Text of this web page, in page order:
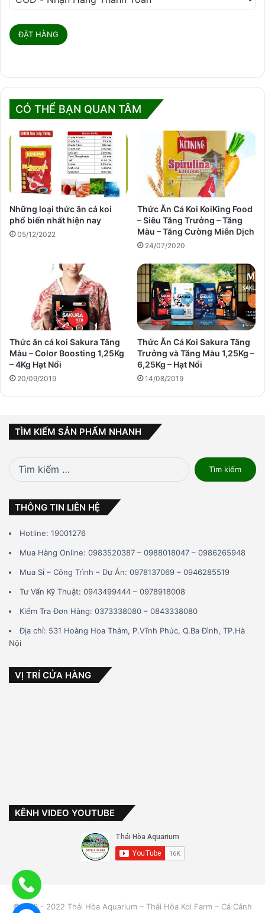
CÓ THỂ BẠN QUAN TÂM
Những loại thức ăn cá koi
phổ biến nhất hiện nay
05/12/2022
Thức Ăn Cá Koi KoiKing Food
– Siêu Tăng Trưởng – Tăng
Màu – Tăng Cường Miễn Dịch
24/07/2020
Thức ăn cá koi Sakura Tăng
Màu – Color Boosting 1,25Kg
– 4Kg Hạt Nổi
20/09/2019
Thức Ăn Cá Koi Sakura Tăng
Trưởng và Tăng Màu 1,25Kg –
6,25Kg – Hạt Nổi
14/08/2019
TÌM KIẾM SẢN PHẨM NHANH
Tìm
kiếm
THÔNG TIN LIÊN HỆ
Hotline: 19001276
Mua Hàng Online: 0983520387 – 0988018047 – 0986265948
Mua Sỉ – Công Trình – Dự Án: 0978137069 – 0946285519
Tư Vấn Kỹ Thuật: 0943499444 – 0978918008
Kiểm Tra Đơn Hàng: 0373338080 – 0843338080
Địa chỉ: 531 Hoàng Hoa Thám, P.Vĩnh Phúc, Q.Ba Đình, TP.Hà
Nội
VỊ TRÍ CỬA HÀNG
KÊNH VIDEO YOUTUBE
©2010 - 2022 Thái Hòa Aquarium – Thái Hòa Koi Farm – Cá Cảnh